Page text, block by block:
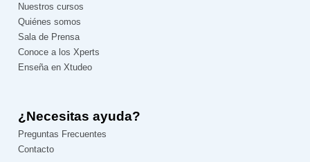
Nuestros cursos
Quiénes somos
Sala de Prensa
Conoce a los Xperts
Enseña en Xtudeo
¿Necesitas ayuda?
Preguntas Frecuentes
Contacto